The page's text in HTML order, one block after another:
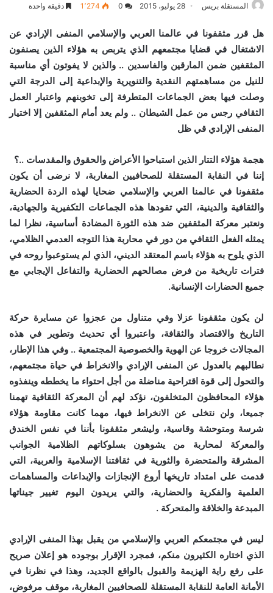
المستقلة بريس 28 يوليو، 2015 0 1٬274 دقيقة واحدة
هل قرر مثقفونا في عالمنا العربي والإسلامي المنفى الإرادي عن
الاشتغال في قضايا مجتمعهم الذي يتربص به هؤلاء الذين يصنفون
المثقفين ضمن المارقين والفاسدين .. والذين لا يفوتون أي مناسبة
للنيل من مساهمتهم النقدية والتنويرية والإبداعية إلى الدرجة التي
وصلت فيها بعض الجماعات المتطرفة إلى تخوبنهم واعتبار العمل
الثقافي رجس من عمل الشيطان .. ولم يعد أمام المثقفين إلا اختيار
المنفى الإرادي قي ظل
هجمة هؤلاء التتار الذين استباحوا الأعراض والحقوق والمقدسات ..؟
إننا في النقابة المستقلة للصحافيين المغاربة، لا نرضى أن يكون
مثقفونا في عالمنا العربي والإسلامي ضحايا لهذه الردة الحضارية
والثقافية والدينية، التي تقودها هذه الجماعات التكفيرية والجهادية،
ونعتبر معركة المثقفين ضد هذه الثورة المضادة أساسية، نظرا لما
يمثله الفعل الثقافي من دور في محاربة هذا التوجه العدمي الظلامي،
الذي يلوح به هؤلاء باسم المعتقد الديني، الذي لم يستوعبوا روحه في
فترات تاريخية من فرض مصالحهم الحضارية والتفاعل الإيجابي مع
جميع الحضارات الإنسانية.
لن يكون مثقفونا عزلا وفي متناول من عجزوا عن مسايرة حركة
التاريخ والاقتصاد والثقافة، واعتبروا أي تحديث وتطوير في هذه
المجالات خروجا عن الهوية والخصوصية المجتمعية .. وفي هذا الإطار،
نطالبهم بالعدول عن المنفى الإرادي والانخراط في حياة مجتمعهم،
والتحول إلى قوة اقتراحية مناضلة من أجل احتواء ما يخططه وينفذوه
هؤلاء المحافظون المتخلفون، نؤكد لهم أن المعركة الثقافية تهمنا
جميعا، ولن نتخلى عن الانخراط فيها، مهما كانت مقاومة هؤلاء
شرسة ومتوحشة وقاسية، وليشعر مثقفونا بأننا في نفس الخندق
والمعركة لمحاربة من يشوهون بسلوكاتهم الظلامية الجوانب
المشرقة والمتحضرة والثورية في ثقافتنا الإسلامية والعربية، التي
قدمت على امتداد تاريخها أروع الإنجازات والإبداعات والمساهمات
العلمية والفكرية والحضارية، والتي يريدون اليوم تغيير جيناتها
المبدعة والخلاقة والمتحركة .
ليس في مجتمعكم العربي والإسلامي من يقبل بهذا المنفى الإرادي
الذي اختاره الكثيرون منكم، فمجرد الإقرار بوجوده هو إعلان صريح
على رفع راية الهزيمة والقبول بالواقع الجديد، وهذا في نظرنا في
الأمانة العامة للنقابة المستقلة للصحافيين المغاربة، موقف مرفوض،